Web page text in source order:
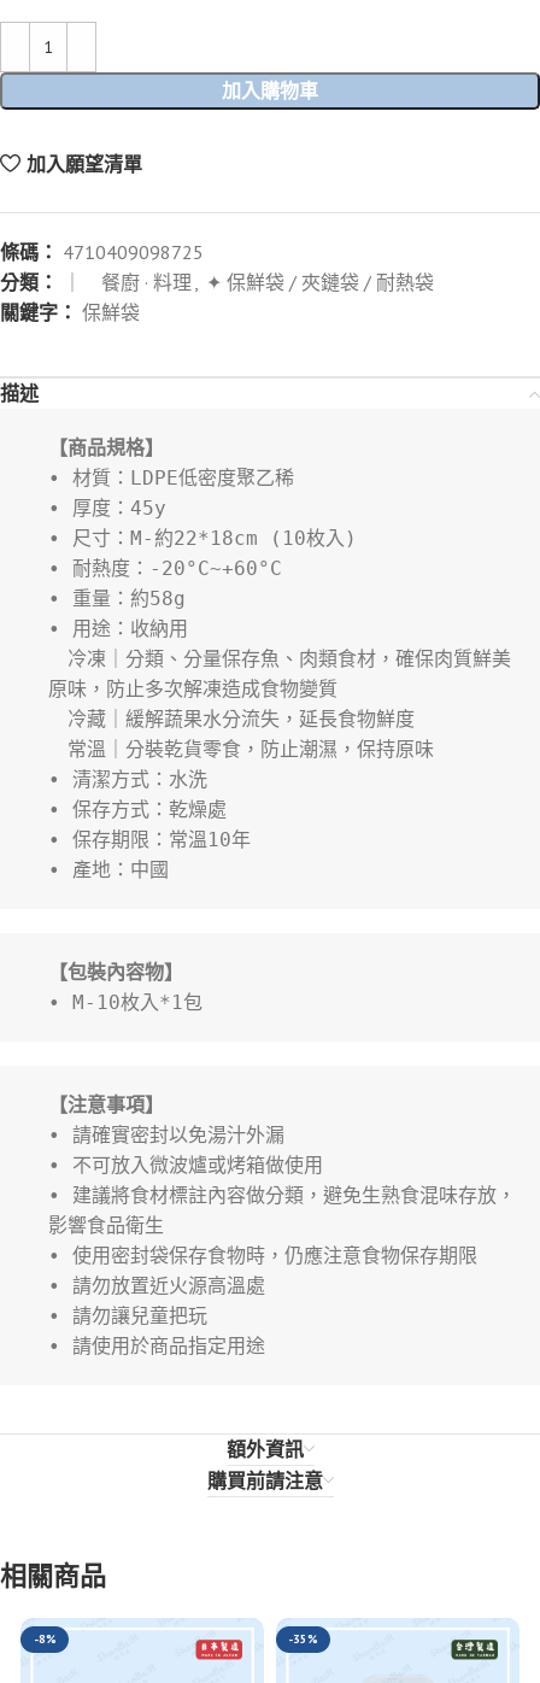
加入購物車
加入願望清單
條碼： 4710409098725
分類：
｜ 餐廚 · 料理 , ✦ 保鮮袋 / 夾鏈袋 / 耐熱袋
關鍵字： 保鮮袋
描述
【商品規格】
• 材質：LDPE低密度聚乙稀
• 厚度：45y
• 尺寸：M-約22*18cm (10枚入)
• 耐熱度：-20°C~+60°C
• 重量：約58g
• 用途：收納用
冷凍｜分類、分量保存魚、肉類食材，確保肉質鮮美
原味，防止多次解凍造成食物變質
冷藏｜緩解蔬果水分流失，延長食物鮮度
常溫｜分裝乾貨零食，防止潮濕，保持原味
• 清潔方式：水洗
• 保存方式：乾燥處
• 保存期限：常溫10年
• 產地：中國
【包裝內容物】
• M-10枚入*1包
【注意事項】
• 請確實密封以免湯汁外漏
• 不可放入微波爐或烤箱做使用
• 建議將食材標註內容做分類，避免生熟食混味存放，
影響食品衛生
• 使用密封袋保存食物時，仍應注意食物保存期限
• 請勿放置近火源高溫處
• 請勿讓兒童把玩
• 請使用於商品指定用途
額外資訊
購買前請注意
相關商品
-8% -35%